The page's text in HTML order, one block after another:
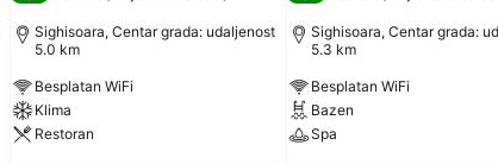
Sighisoara, Centar grada: udaljenost
5.0 km
Besplatan WiFi
Klima
Restoran
Sighisoara, Centar grada:
5.3 km
Besplatan WiFi
Bazen
Spa